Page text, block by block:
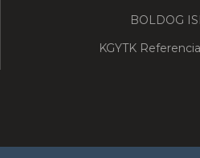
BOLDOG
KGYTK